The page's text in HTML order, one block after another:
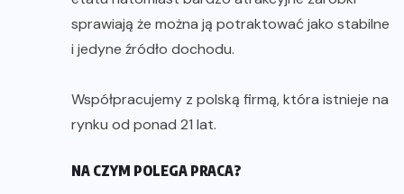
sprawiają że można ją potraktować jako stabilne
i jedyne źródło dochodu.
Współpracujemy z polską firmą, która istnieje na
rynku od ponad 21 lat.
NA CZYM POLEGA PRACA?